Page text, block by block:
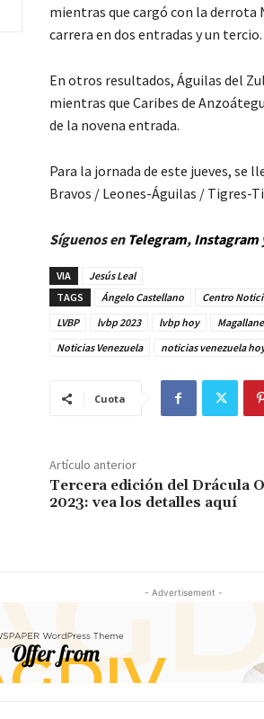
mientras que cargó con la derrota
carrera en dos entradas y un tercio.
En otros resultados, Águilas del
mientras que Caribes de
de la novena entrada.
Para la jornada de este jueves, se
Bravos / Leones-Águilas / Tigres-
Síguenos en Telegram, Instagram
VIA
Jesús Leal
TAGS
Ángelo Castellano Centro
LVBP
lvbp 2023 lvbp hoy
Noticias Venezuela
noticias venezuela
Cuota
Artículo anterior
Tercera edición del Drácula
2023: vea los detalles aquí
- Advertisement -